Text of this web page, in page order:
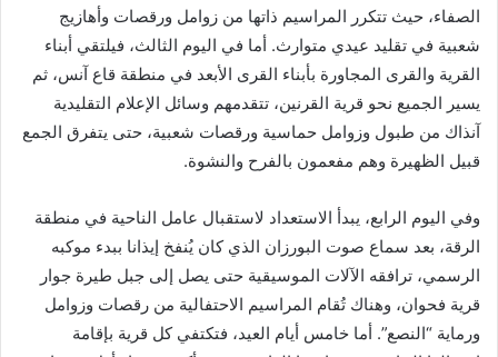
الصفاء، حيث تتكرر المراسيم ذاتها من زوامل ورقصات وأهازيج
شعبية في تقليد عيدي متوارث. أما في اليوم الثالث، فيلتقي أبناء
القرية والقرى المجاورة بأبناء القرى الأبعد في منطقة قاع آنس، ثم
يسير الجميع نحو قرية القرنين، تتقدمهم وسائل الإعلام التقليدية
آنذاك من طبول وزوامل حماسية ورقصات شعبية، حتى يتفرق الجمع
قبيل الظهيرة وهم مفعمون بالفرح والنشوة.
وفي اليوم الرابع، يبدأ الاستعداد لاستقبال عامل الناحية في منطقة
الرقة، بعد سماع صوت البورزان الذي كان يُنفخ إيذانا ببدء موكبه
الرسمي، ترافقه الآلات الموسيقية حتى يصل إلى جبل طيرة جوار
قرية فحوان، وهناك تُقام المراسيم الاحتفالية من رقصات وزوامل
ورماية “النصع”. أما خامس أيام العيد، فتكتفي كل قرية بإقامة